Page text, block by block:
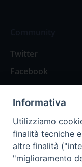
Twitter
Facebook
Contattaci
Spazio Lettori
Eventi
Informativa
Utilizziamo
finalità tecniche
altre finalità
"miglioramento